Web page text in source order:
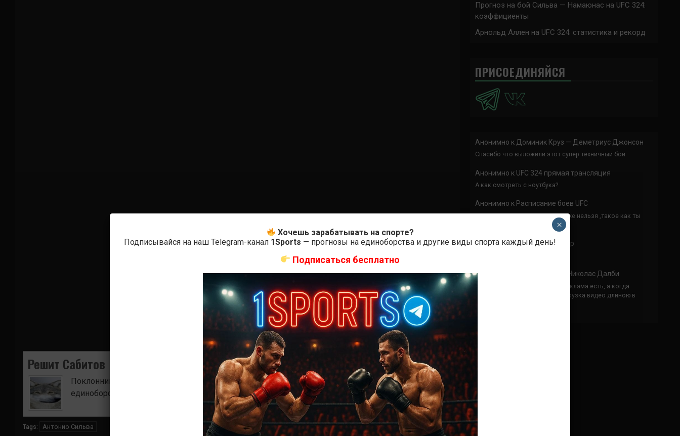
0
Решит Сабитов
Поклонник боевых искусств. Ищу для вас самые лучшие и актуальные события и мира
единоборств.
Tags: Антонио Сильва
Прогноз на бой Сильва — Намаюнас на UFC 324:
коэффициенты
Арнольд Аллен на UFC 324: статистика и рекорд
ПРИСОЕДИНЯЙСЯ
Анонимно к Доминик Круз — Деметриус Джонсон
Спасибо что выложили этот супер техничный бой
Анонимно к UFC 324 прямая трансляция
А как смотреть с ноутбука?
Анонимно к Расписание боев UFC
Кусок говна ты, существом даже нельзя ,такое как ты
АнонимнокКонор МакГрегор
Анонимно Рэнди Браун — Николас Далби
не запускается ни один бой, реклама есть, а когда
заканчивается начинается загрузка видео длиною в
Хочешь зарабатывать на спорте?
Подписывайся на наш Telegram-канал 1Sports — прогнозы на единоборства и другие виды спорта каждый день!
Подписаться бесплатно
×